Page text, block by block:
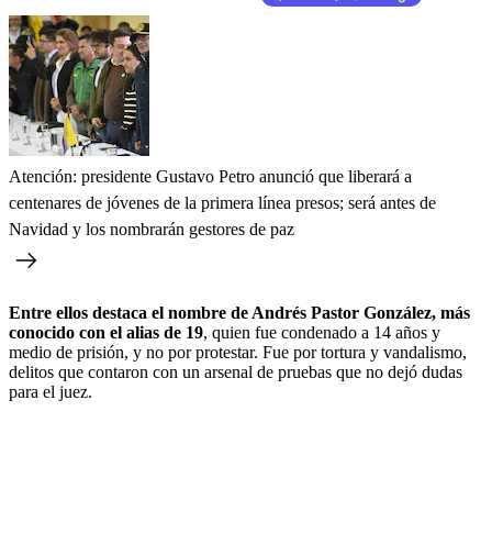
Atención: presidente Gustavo Petro anunció que liberará a
centenares de jóvenes de la primera línea presos; será antes de
Navidad y los nombrarán gestores de paz
Entre ellos destaca el nombre de Andrés Pastor González, más
conocido con el alias de 19, quien fue condenado a 14 años y
medio de prisión, y no por protestar. Fue por tortura y vandalismo,
delitos que contaron con un arsenal de pruebas que no dejó dudas
para el juez.